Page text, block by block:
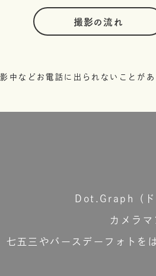
撮影の流れ
中などお電話に出られないことが
Dot.Graph（ド
カメラマ
七五三やバースデーフォトを